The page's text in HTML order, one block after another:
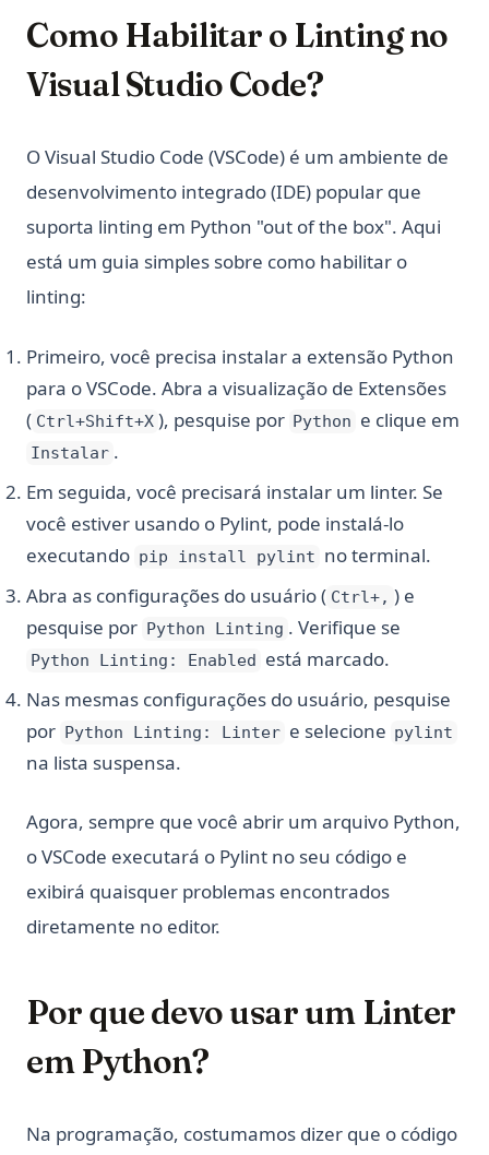
Como Habilitar o Linting no
Visual Studio Code?
O Visual Studio Code (VSCode) é um ambiente de
desenvolvimento integrado (IDE) popular que
suporta linting em Python "out of the box". Aqui
está um guia simples sobre como habilitar o
linting:
Primeiro, você precisa instalar a extensão Python
para o VSCode. Abra a visualização de Extensões
( Ctrl+Shift+X ), pesquise por Python e clique em
Instalar .
Em seguida, você precisará instalar um linter. Se
você estiver usando o Pylint, pode instalá-lo
executando pip install pylint no terminal.
Abra as configurações do usuário ( Ctrl+, ) e
pesquise por Python Linting . Verifique se
Python Linting: Enabled está marcado.
Nas mesmas configurações do usuário, pesquise
por Python Linting: Linter e selecione pylint
na lista suspensa.
Agora, sempre que você abrir um arquivo Python,
o VSCode executará o Pylint no seu código e
exibirá quaisquer problemas encontrados
diretamente no editor.
Por que devo usar um Linter
em Python?
Na programação, costumamos dizer que o código